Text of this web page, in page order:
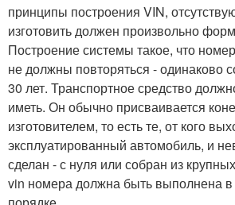
принципы построения VIN,
изготовить должен произвольно
Построение системы такое, что
не должны повторяться - одинаково
30 лет. Транспортное средство
иметь. Он обычно присваивается
изготовителем, то есть те, от кого
эксплуатированный автомобиль, и
сделан - с нуля или собран из
vin номера должна быть выполнена в